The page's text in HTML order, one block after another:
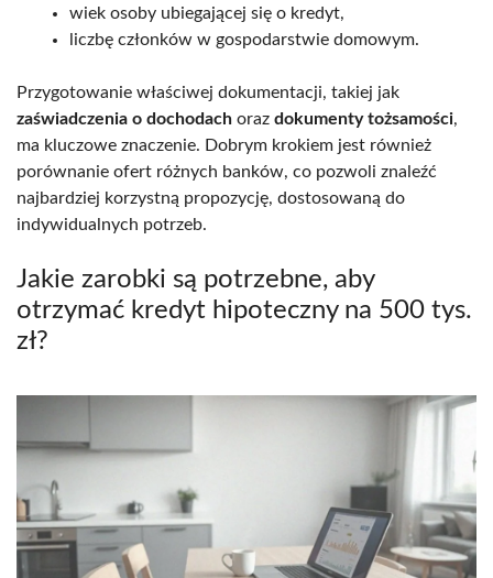
wiek osoby ubiegającej się o kredyt,
liczbę członków w gospodarstwie domowym.
Przygotowanie właściwej dokumentacji, takiej jak
zaświadczenia o dochodach oraz dokumenty tożsamości,
ma kluczowe znaczenie. Dobrym krokiem jest również
porównanie ofert różnych banków, co pozwoli znaleźć
najbardziej korzystną propozycję, dostosowaną do
indywidualnych potrzeb.
Jakie zarobki są potrzebne, aby
otrzymać kredyt hipoteczny na 500 tys.
zł?